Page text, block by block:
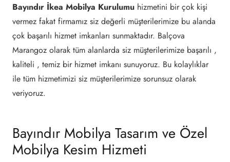
Bayındır İkea Mobilya Kurulumu hizmetini bir çok kişi
vermez fakat firmamız siz değerli müşterilerimize bu alanda
çok başarılı hizmet imkanları sunmaktadır. Balçova
Marangoz olarak tüm alanlarda siz müşterilerimize başarılı ,
kaliteli , temiz bir hizmet imkanı sunuyoruz. Bu kolaylıklar
ile tüm hizmetimizi siz müşterilerimize sorunsuz olarak
veriyoruz.
Bayındır Mobilya Tasarım ve Özel
Mobilya Kesim Hizmeti